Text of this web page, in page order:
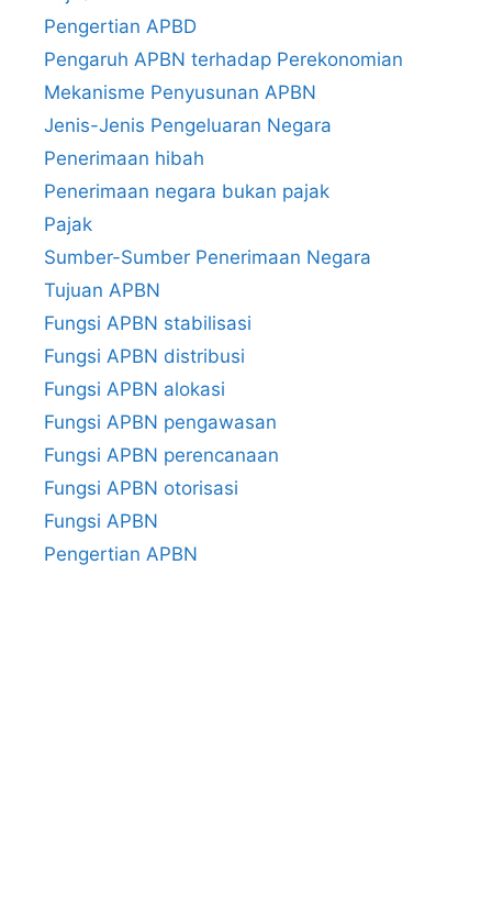
Pengertian APBD
Pengaruh APBN terhadap Perekonomian
Mekanisme Penyusunan APBN
Jenis-Jenis Pengeluaran Negara
Penerimaan hibah
Penerimaan negara bukan pajak
Pajak
Sumber-Sumber Penerimaan Negara
Tujuan APBN
Fungsi APBN stabilisasi
Fungsi APBN distribusi
Fungsi APBN alokasi
Fungsi APBN pengawasan
Fungsi APBN perencanaan
Fungsi APBN otorisasi
Fungsi APBN
Pengertian APBN